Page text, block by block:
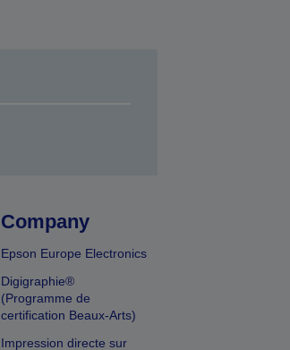
Company
Epson Europe Electronics
Digigraphie®
(Programme de
certification Beaux-Arts)
Impression directe sur